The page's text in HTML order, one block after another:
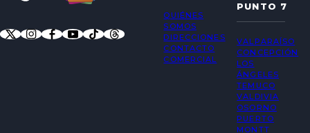
QUIÉNES
SOMOS
DIRECCIONES
CONTACTO
COMERCIAL
PUNTO 7
VALPARAÍSO
CONCEPCIÓN
LOS
ÁNGELES
TEMUCO
VALDIVIA
OSORNO
PUERTO
MONTT